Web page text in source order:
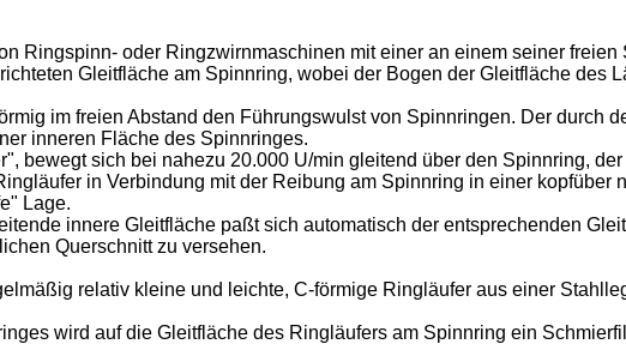
Ringspinn- oder Ringzwirnmaschinen mit einer an einem seiner
Gleitfläche am Spinnring, wobei der Bogen der Gleitfläche des
im freien Abstand den Führungswulst von Spinnringen. Der durch
inneren Fläche des Spinnringes.
bewegt sich bei nahezu 20.000 U/min gleitend über den Spinnring,
in Verbindung mit der Reibung am Spinnring in einer kopfüber
Lage.
innere Gleitfläche paßt sich automatisch der entsprechenden
Querschnitt zu versehen.
relativ kleine und leichte, C-förmige Ringläufer aus einer
wird auf die Gleitfläche des Ringläufers am Spinnring ein